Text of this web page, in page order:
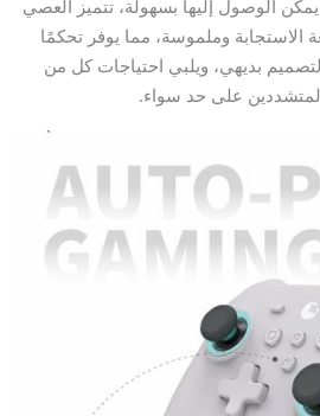
الوصول إليها بسهولة، تتميز العصي
الاستجابة وملموسة، مما يوفر تحكمًا
بديهي، ويلبي احتياجات كل من
المتشددين على حد سواء.